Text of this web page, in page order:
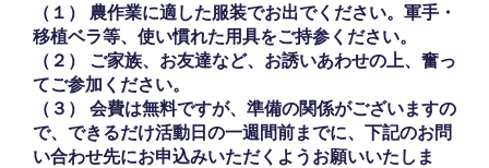
（１） 農作業に適した服装でお出でください。軍手・
移植ベラ等、使い慣れた用具をご持参ください。
（２） ご家族、お友達など、お誘いあわせの上、奮っ
てご参加ください。
（３） 会費は無料ですが、準備の関係がございますの
で、できるだけ活動日の一週間前までに、下記のお問
い合わせ先にお申込みいただくようお願いいたしま